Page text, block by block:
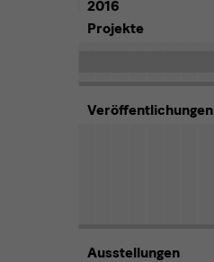
2016
Projekte
Veröffentlichungen
Ausstellungen